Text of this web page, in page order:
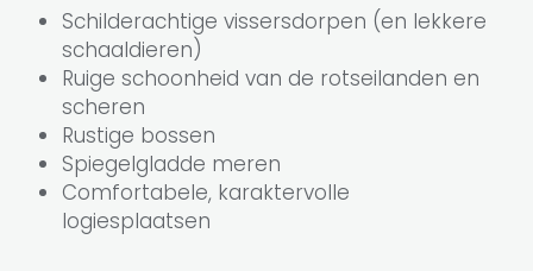
Schilderachtige vissersdorpen (en lekkere
schaaldieren)
Ruige schoonheid van de rotseilanden en
scheren
Rustige bossen
Spiegelgladde meren
Comfortabele, karaktervolle
logiesplaatsen